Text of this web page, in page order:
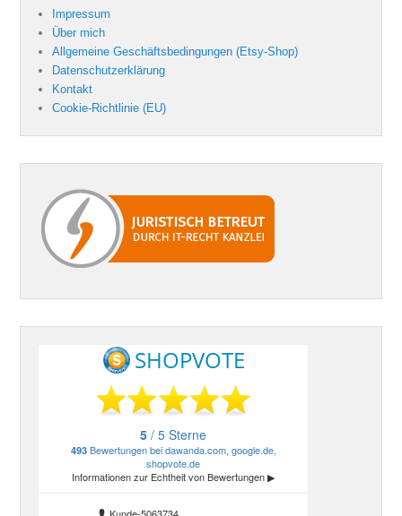
Impressum
Über mich
Allgemeine Geschäftsbedingungen (Etsy-Shop)
Datenschutzerklärung
Kontakt
Cookie-Richtlinie (EU)